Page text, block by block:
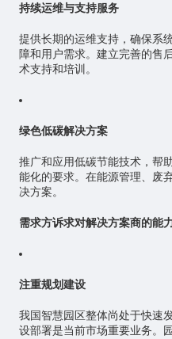
持续运维与支持服务
提供长期的运维支持，确保系
障和用户需求。建立完善的售
术支持和培训。
绿色低碳解决方案
推广和应用低碳节能技术，帮
能化的要求。在能源管理、废
决方案。
需求方诉求对解决方案商的能
注重规划建设
我国智慧园区整体尚处于快速
设部署是当前市场重要业务。